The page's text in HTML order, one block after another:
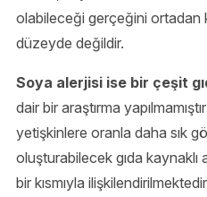
olabileceği gerçeğini ortadan
düzeyde değildir.
Soya alerjisi ise bir çeşit
dair bir araştırma
yetişkinlere oranla daha sık
oluşturabilecek gıda kaynaklı
bir kısmıyla